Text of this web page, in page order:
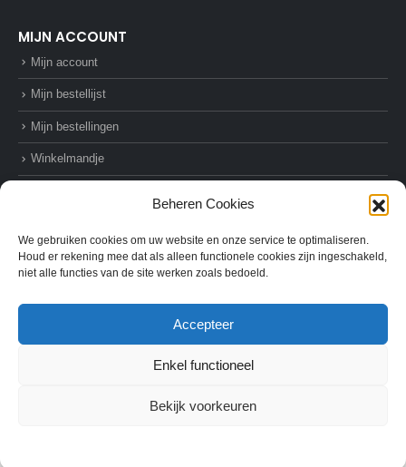
Beheren Cookies
We gebruiken cookies om uw website en onze service te optimaliseren.
Houd er rekening mee dat als alleen functionele cookies zijn ingeschakeld,
niet alle functies van de site werken zoals bedoeld.
Accepteer
Enkel functioneel
Bekijk voorkeuren
MIJN ACCOUNT
Mijn account
Mijn bestellijst
Mijn bestellingen
Winkelmandje
© AZ-Supplies. 2022. All Rights Reserved